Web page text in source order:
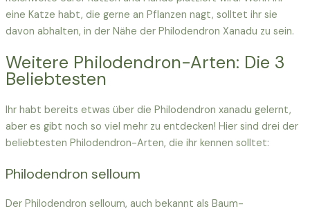
eine Katze habt, die gerne an Pflanzen nagt, solltet ihr sie
davon abhalten, in der Nähe der Philodendron Xanadu zu sein.
Weitere Philodendron-Arten: Die 3
Beliebtesten
Ihr habt bereits etwas über die Philodendron xanadu gelernt,
aber es gibt noch so viel mehr zu entdecken! Hier sind drei der
beliebtesten Philodendron-Arten, die ihr kennen solltet:
Philodendron selloum
Der Philodendron selloum, auch bekannt als Baum-